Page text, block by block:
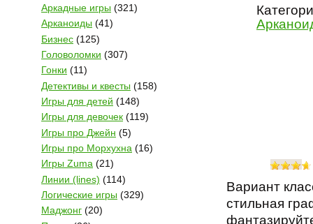
Аркадные игры (321)
Арканоиды (41)
Бизнес (125)
Головоломки (307)
Гонки (11)
Детективы и квесты (158)
Игры для детей (148)
Игры для девочек (119)
Игры про Джейн (5)
Игры про Морхухна (16)
Игры Zuma (21)
Линии (lines) (114)
Логические игры (329)
Маджонг (20)
Вариант
стильная